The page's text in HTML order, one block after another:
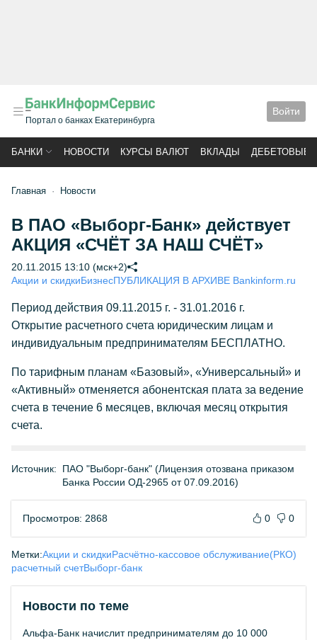
Портал о банках Екатеринбурга
Войти
БАНКИ НОВОСТИ КУРСЫ ВАЛЮТ ВКЛАДЫ ДЕБЕТОВЫЕ
Главная Новости
В ПАО «Выборг-Банк» действует
АКЦИЯ «СЧЁТ ЗА НАШ СЧЁТ»
20.11.2015 13:10 (мск+2)
Акции и скидкиБизнесПУБЛИКАЦИЯ В АРХИВЕ Bankinform.ru
Период действия 09.11.2015 г. - 31.01.2016 г.
Открытие расчетного счета юридическим лицам и
индивидуальным предпринимателям БЕСПЛАТНО.
По тарифным планам «Базовый», «Универсальный» и
«Активный» отменяется абонентская плата за ведение
счета в течение 6 месяцев, включая месяц открытия
счета.
Источник:
ПАО "Выборг-банк" (Лицензия отозвана приказом
Банка России ОД-2965 от 07.09.2016)
Просмотров: 2868 0 0
Метки:Акции и скидкиРасчётно-кассовое обслуживание(РКО)
расчетный счетВыборг-банк
Новости по теме
Альфа-Банк начислит предпринимателям до 10 000